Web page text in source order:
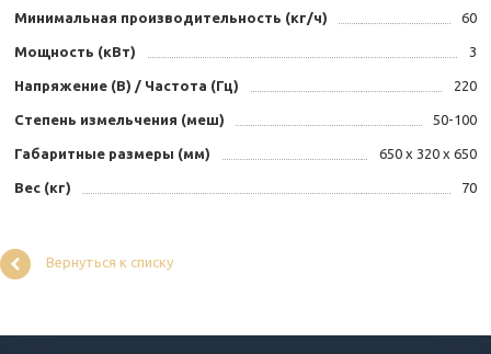
Минимальная производительность (кг/ч) 60
Мощность (кВт) 3
Напряжение (В) / Частота (Гц) 220
Степень измельчения (меш) 50-100
Габаритные размеры (мм) 650 x 320 x 650
Вес (кг) 70
Вернуться к списку